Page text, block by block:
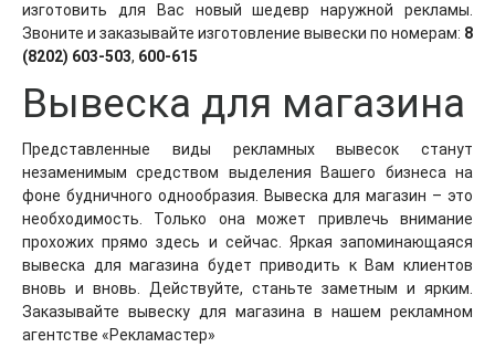
изготовить для Вас новый шедевр наружной рекламы.
Звоните и заказывайте изготовление вывески по номерам: 8
(8202) 603-503, 600-615
Вывеска для магазина
Представленные виды рекламных вывесок станут
незаменимым средством выделения Вашего бизнеса на
фоне будничного однообразия. Вывеска для магазин – это
необходимость. Только она может привлечь внимание
прохожих прямо здесь и сейчас. Яркая запоминающаяся
вывеска для магазина будет приводить к Вам клиентов
вновь и вновь. Действуйте, станьте заметным и ярким.
Заказывайте вывеску для магазина в нашем рекламном
агентстве «Рекламастер»